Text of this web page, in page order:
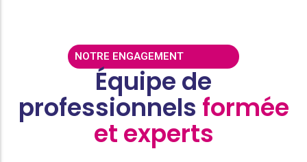
NOTRE ENGAGEMENT
Équipe de
professionnels formée
et experts